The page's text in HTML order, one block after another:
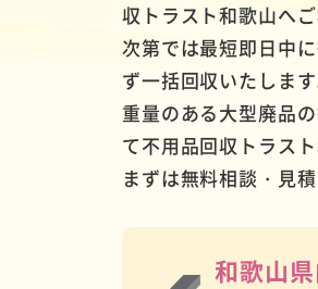
収トラスト和歌山へ
次第では最短即日中
ず一括回収いたします
重量のある大型廃品
て不用品回収トラス
まずは無料相談・見
和歌山